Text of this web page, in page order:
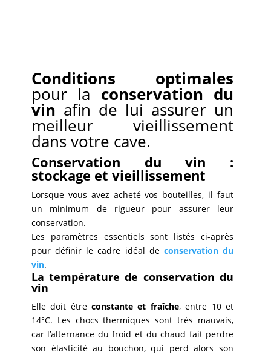
Conditions optimales
pour la conservation du
vin afin de lui assurer un
meilleur vieillissement
dans votre cave.
Conservation du vin :
stockage et vieillissement
Lorsque vous avez acheté vos bouteilles, il faut
un minimum de rigueur pour assurer leur
conservation.
Les paramètres essentiels sont listés ci-après
pour définir le cadre idéal de conservation du
vin.
La température de conservation du
vin
Elle doit êtreconstante et fraîche, entre 10 et
14°C. Les chocs thermiques sont très mauvais,
car l’alternance du froid et du chaud fait perdre
son élasticité au bouchon, qui perd alors son